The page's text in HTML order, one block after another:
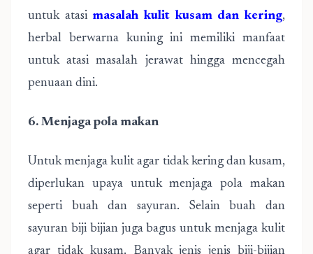
untuk atasi masalah kulit kusam dan kering,
herbal berwarna kuning ini memiliki manfaat
untuk atasi masalah jerawat hingga mencegah
penuaan dini.
6. Menjaga pola makan
Untuk menjaga kulit agar tidak kering dan kusam,
diperlukan upaya untuk menjaga pola makan
seperti buah dan sayuran. Selain buah dan
sayuran biji bijian juga bagus untuk menjaga kulit
agar tidak kusam. Banyak jenis jenis biji-bijian